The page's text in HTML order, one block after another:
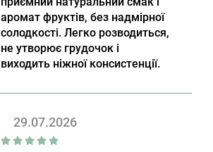
аромат фруктів, без надмірної
солодкості. Легко розводиться,
не утворює грудочок і
виходить ніжної консистенції.
29.07.2026